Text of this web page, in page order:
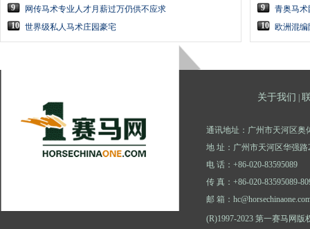
9
网传马术专业人才月薪过万仍供不应求
10 世界级私人马术庄园豪宅
9
青奥马术
10
欧洲混
关于我们
通讯地址：广州市天河区奥
地 址：广州市天河区华强路
电 话：+86-020-83595089
传 真：+86-020-83595089-
邮 箱：
(R)1997-2023 第一赛马网版